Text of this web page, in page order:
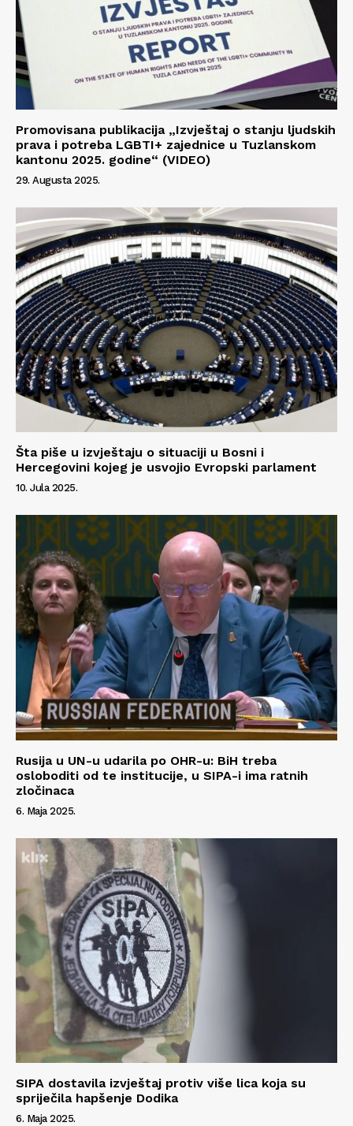
Promovisana publikacija „Izvještaj o stanju ljudskih
prava i potreba LGBTI+ zajednice u Tuzlanskom
kantonu 2025. godine“ (VIDEO)
29. Augusta 2025.
Šta piše u izvještaju o situaciji u Bosni i
Hercegovini kojeg je usvojio Evropski parlament
10. Jula 2025.
Rusija u UN-u udarila po OHR-u: BiH treba
osloboditi od te institucije, u SIPA-i ima ratnih
zločinaca
6. Maja 2025.
SIPA dostavila izvještaj protiv više lica koja su
spriječila hapšenje Dodika
6. Maja 2025.